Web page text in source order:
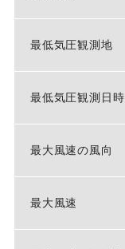
最低気圧観測地
最低気圧観測日時
最大風速の風向
最大風速